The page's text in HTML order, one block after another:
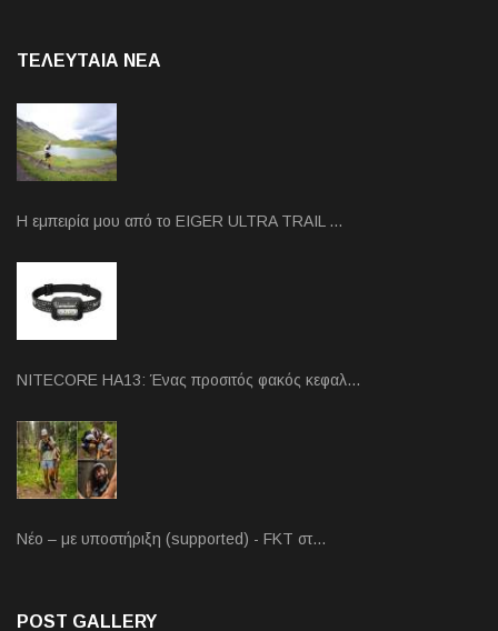
ΤΕΛΕΥΤΑΙΑ NEA
Η εμπειρία μου από το EIGER ULTRA TRAIL …
NITECORE HA13: Ένας προσιτός φακός κεφαλ…
Νέο – με υποστήριξη (supported) - FKT στ…
POST GALLERY